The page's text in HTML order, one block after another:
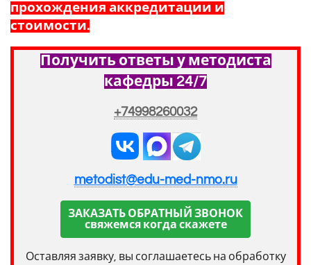
прохождения аккредитации и
стоимости.
Получить ответы у методиста
кафедры 24/7
+74998260032
metodist@edu-med-nmo.ru
ЗАКАЗАТЬ ОБРАТНЫЙ ЗВОНОК
свяжемся когда скажете
Оставляя заявку, вы соглашаетесь на обработку